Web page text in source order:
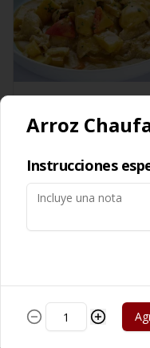
Cerdo Curry
$13.450
Arroz
Instrucciones